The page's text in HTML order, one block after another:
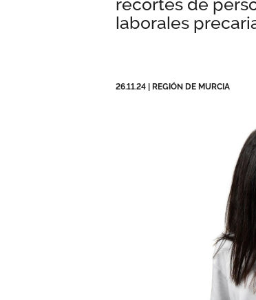
recortes de
laborales
26.11.24 REGIÓN DE MURCIA